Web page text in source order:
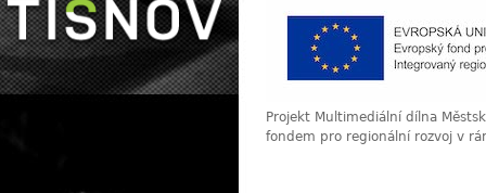
Projekt Multimediální dílna
fondem pro regionální rozvoj v